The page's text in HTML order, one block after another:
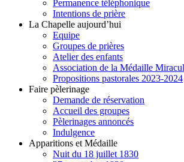
Permanence téléphonique
Intentions de prière
La Chapelle aujourd’hui
Equipe
Groupes de prières
Atelier des enfants
Association de la Médaille
Propositions pastorales 2023-2024
Faire pèlerinage
Demande de réservation
Accueil des groupes
Pèlerinages annoncés
Indulgence
Apparitions et Médaille
Nuit du 18 juillet 1830